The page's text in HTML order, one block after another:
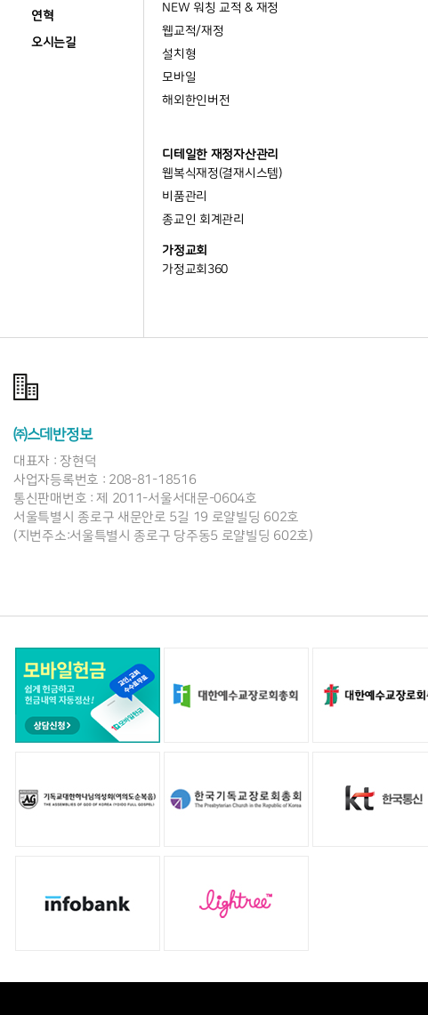
연혁
오시는길
NEW 워칭 교적 & 재정
웹교적/재정
설치형
모바일
해외한인버전
디테일한 재정자산관리
웹복식재정(결재시스템)
비품관리
종교인 회계관리
가정교회
가정교회360
㈜스데반정보
대표자 : 장현덕
사업자등록번호 : 208-81-18516
통신판매번호 : 제 2011-서울서대문-0604호
서울특별시 종로구 새문안로 5길 19 로얄빌딩 602호
(지번주소:서울특별시 종로구 당주동5 로얄빌딩 602호)